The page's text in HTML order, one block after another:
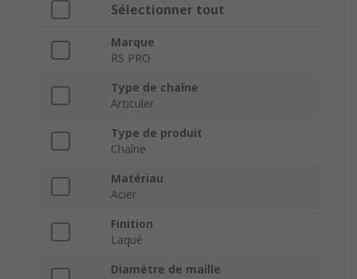
Sélectionner tout
Marque
RS PRO
Type de chaîne
Articuler
Type de produit
Chaîne
Matériau
Acier
Finition
Laqué
Diamètre de maille